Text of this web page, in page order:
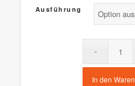
Ausführung
In den